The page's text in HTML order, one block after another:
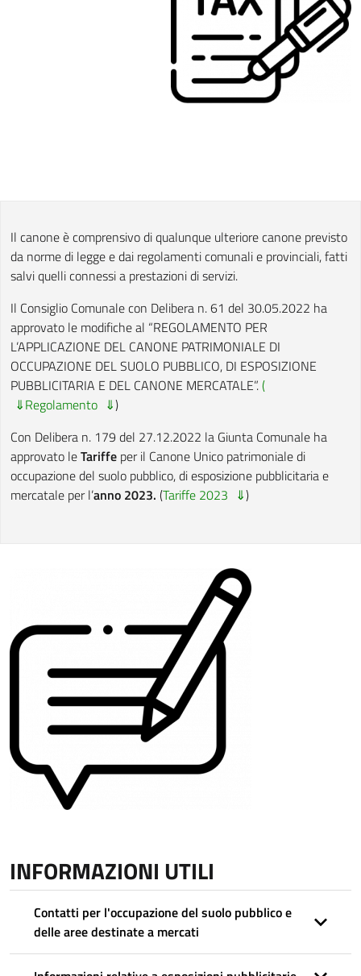
Il canone è comprensivo di qualunque ulteriore canone previsto
da norme di legge e dai regolamenti comunali e provinciali, fatti
salvi quelli connessi a prestazioni di servizi.
Il Consiglio Comunale con Delibera n. 61 del 30.05.2022 ha
approvato le modifiche al “REGOLAMENTO PER
L’APPLICAZIONE DEL CANONE PATRIMONIALE DI
OCCUPAZIONE DEL SUOLO PUBBLICO, DI ESPOSIZIONE
PUBBLICITARIA E DEL CANONE MERCATALE”.(
Regolamento
)
Con Delibera n. 179 del 27.12.2022 la Giunta Comunale ha
approvato leTariffe per il Canone Unico patrimoniale di
occupazione del suolo pubblico, di esposizione pubblicitaria e
mercatale per l’anno 2023. (Tariffe 2023 )
INFORMAZIONI UTILI
Contatti per l'occupazione del suolo pubblico e
delle aree destinate a mercati